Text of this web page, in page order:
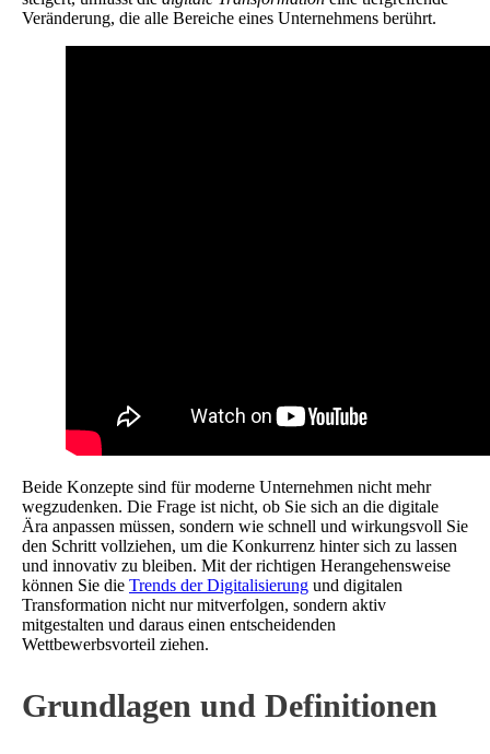
Veränderung, die alle Bereiche eines Unternehmens berührt.
Beide Konzepte sind für moderne Unternehmen nicht mehr
wegzudenken. Die Frage ist nicht, ob Sie sich an die digitale
Ära anpassen müssen, sondern wie schnell und wirkungsvoll Sie
den Schritt vollziehen, um die Konkurrenz hinter sich zu lassen
und innovativ zu bleiben. Mit der richtigen Herangehensweise
können Sie die Trends der Digitalisierung und digitalen
Transformation nicht nur mitverfolgen, sondern aktiv
mitgestalten und daraus einen entscheidenden
Wettbewerbsvorteil ziehen.
Grundlagen und Definitionen